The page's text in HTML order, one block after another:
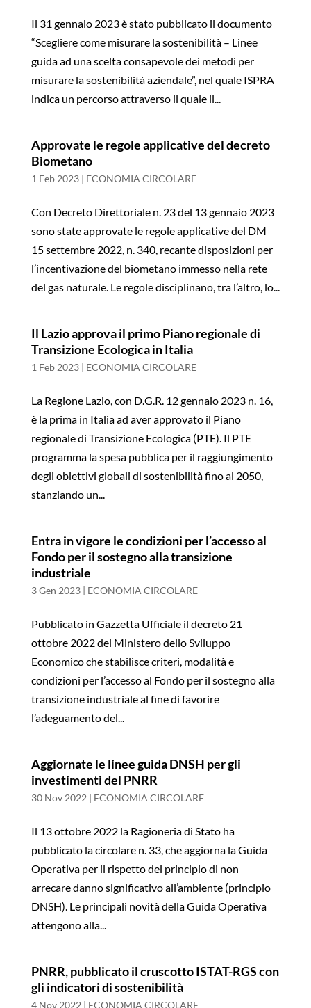
Il 31 gennaio 2023 è stato pubblicato il documento
“Scegliere come misurare la sostenibilità – Linee
guida ad una scelta consapevole dei metodi per
misurare la sostenibilità aziendale”, nel quale ISPRA
indica un percorso attraverso il quale il...
Approvate le regole applicative del decreto
Biometano
1 Feb 2023| ECONOMIA CIRCOLARE
Con Decreto Direttoriale n. 23 del 13 gennaio 2023
sono state approvate le regole applicative del DM
15 settembre 2022, n. 340, recante disposizioni per
l’incentivazione del biometano immesso nella rete
del gas naturale. Le regole disciplinano, tra l’altro, lo...
Il Lazio approva il primo Piano regionale di
Transizione Ecologica in Italia
1 Feb 2023| ECONOMIA CIRCOLARE
La Regione Lazio, con D.G.R. 12 gennaio 2023 n. 16,
è la prima in Italia ad aver approvato il Piano
regionale di Transizione Ecologica (PTE). Il PTE
programma la spesa pubblica per il raggiungimento
degli obiettivi globali di sostenibilità fino al 2050,
stanziando un...
Entra in vigore le condizioni per l’accesso al
Fondo per il sostegno alla transizione
industriale
3 Gen 2023| ECONOMIA CIRCOLARE
Pubblicato in Gazzetta Ufficiale il decreto 21
ottobre 2022 del Ministero dello Sviluppo
Economico che stabilisce criteri, modalità e
condizioni per l’accesso al Fondo per il sostegno alla
transizione industriale al fine di favorire
l’adeguamento del...
Aggiornate le linee guida DNSH per gli
investimenti del PNRR
30 Nov 2022 | ECONOMIA CIRCOLARE
Il 13 ottobre 2022 la Ragioneria di Stato ha
pubblicato la circolare n. 33, che aggiorna la Guida
Operativa per il rispetto del principio di non
arrecare danno significativo all’ambiente (principio
DNSH). Le principali novità della Guida Operativa
attengono alla...
PNRR, pubblicato il cruscotto ISTAT-RGS con
gli indicatori di sostenibilità
4 Nov 2022 | ECONOMIA CIRCOLARE